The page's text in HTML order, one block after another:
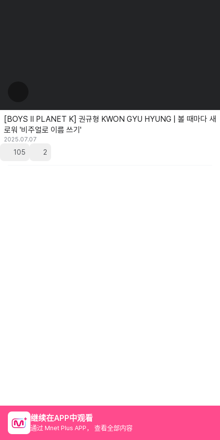
[BOYS II PLANET K] 권규형 KWON GYU HYUNG | 볼 때마다 새
로워 '비주얼로 이름 쓰기'
2025.07.07
105 2
继续在APP中观看
通过 Mnet Plus APP， 查看全部内容